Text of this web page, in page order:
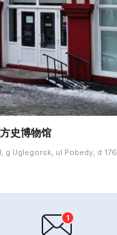
史博物馆
g Uglegorsk, ul Pobedy, d 176